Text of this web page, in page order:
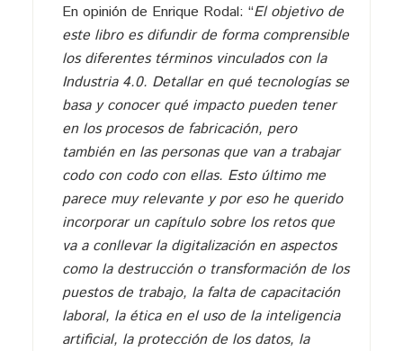
En opinión de Enrique Rodal: “El objetivo de
este libro es difundir de forma comprensible
los diferentes términos vinculados con la
Industria 4.0. Detallar en qué tecnologías se
basa y conocer qué impacto pueden tener
en los procesos de fabricación, pero
también en las personas que van a trabajar
codo con codo con ellas. Esto último me
parece muy relevante y por eso he querido
incorporar un capítulo sobre los retos que
va a conllevar la digitalización en aspectos
como la destrucción o transformación de los
puestos de trabajo, la falta de capacitación
laboral, la ética en el uso de la inteligencia
artificial, la protección de los datos, la